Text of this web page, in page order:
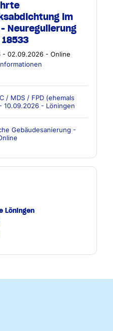
im
Neuregulierung
- 02.09.2026 - Online
/ MDS / FPD (ehemals
10.09.2026 - Löningen
Gebäudesanierung -
Löningen